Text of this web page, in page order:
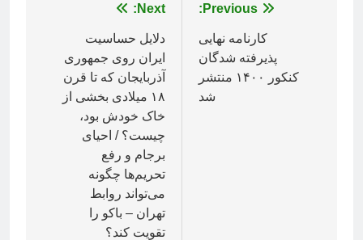
راهبری Previous:
کارنامه نهایی
پذیرفته شدگان
کنکور ۱۴۰۰ منتشر
شد
Next:
دلایل حساسیت
ایران روی جمهوری
آذربایجان که تا قرن
۱۸ میلادی بخشی از
خاک خودش بود،
چیست؟ / احیای
برجام و رفع
تحریم‌ها چگونه
می‌تواند روابط
تهران – باکو را
تقویت کند؟